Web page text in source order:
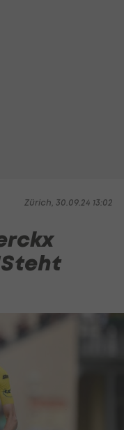
Zürich, 30.09.24 13:02